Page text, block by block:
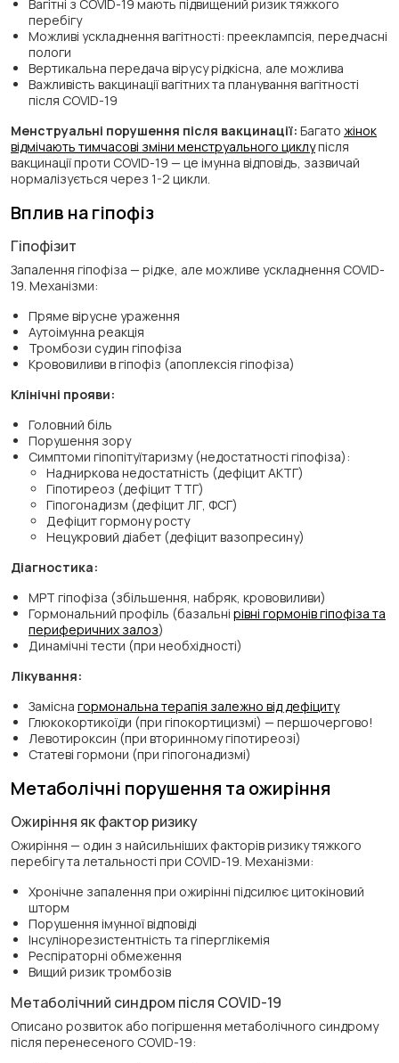
Вагітні з COVID-19 мають підвищений ризик тяжкого
перебігу
Можливі ускладнення вагітності: прееклампсія, передчасні
пологи
Вертикальна передача вірусу рідкісна, але можлива
Важливість вакцинації вагітних та планування вагітності
після COVID-19
Менструальні порушення після вакцинації: Багато жінок
відмічають тимчасові зміни менструального циклупісля
вакцинації проти COVID-19 — це імунна відповідь, зазвичай
нормалізується через 1-2 цикли.
Вплив на гіпофіз
Гіпофізит
Запалення гіпофіза — рідке, але можливе ускладнення COVID-
19. Механізми:
Пряме вірусне ураження
Аутоімунна реакція
Тромбози судин гіпофіза
Крововиливи в гіпофіз (апоплексія гіпофіза)
Клінічні прояви:
Головний біль
Порушення зору
Симптоми гіпопітуїтаризму (недостатності гіпофіза):
Надниркова недостатність (дефіцит АКТГ)
Гіпотиреоз (дефіцит ТТГ)
Гіпогонадизм (дефіцит ЛГ, ФСГ)
Дефіцит гормону росту
Нецукровий діабет (дефіцит вазопресину)
Діагностика:
МРТ гіпофіза (збільшення, набряк, крововиливи)
Гормональний профіль (базальні рівні гормонів гіпофіза та
периферичних залоз)
Динамічні тести (при необхідності)
Лікування:
Замісна гормональна терапія залежно від дефіциту
Глюкокортикоїди (при гіпокортицизмі) — першочергово!
Левотироксин (при вторинному гіпотиреозі)
Статеві гормони (при гіпогонадизмі)
Метаболічні порушення та ожиріння
Ожиріння як фактор ризику
Ожиріння — один з найсильніших факторів ризику тяжкого
перебігу та летальності при COVID-19. Механізми:
Хронічне запалення при ожирінні підсилює цитокіновий
шторм
Порушення імунної відповіді
Інсулінорезистентність та гіперглікемія
Респіраторні обмеження
Вищий ризик тромбозів
Метаболічний синдром після COVID-19
Описано розвиток або погіршення метаболічного синдрому
після перенесеного COVID-19: